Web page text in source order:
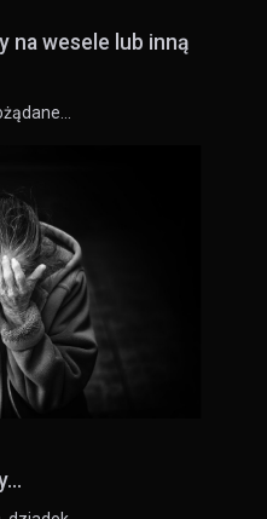
na wesele lub inną